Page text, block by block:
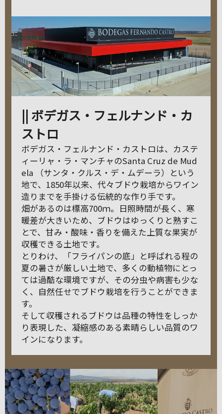
|| ボデガス・フェルナンド・カ
ストロ
ボデガス・フェルナンド・カストロは、カステ
ィーリャ・ラ・マンチャのSanta Cruz de Mud
ela （サンタ・クルス・デ・ムデーラ）という
地で、1850年以来、代々ブドウ栽培からワイン
造りまでを手掛ける伝統的な作り手です。
畑があるのは標高700ｍ。日照時間が長く、寒
暖差が大きいため、ブドウはゆっくりと熟すこ
とで、甘み・酸味・香りを備えた上質な果実が
収穫できる土地です。
とりわけ、「フライパンの底」と呼ばれる程の
夏の暑さが厳しい土地で、多くの動植物にとっ
ては過酷な環境ですが、その分虫や病害も少な
く、自然任せでブドウ栽培を行うことができま
す。
そして収穫されるブドウは品種の特性をしっか
り表現した、凝縮感のある素晴らしい品質のワ
インになります。